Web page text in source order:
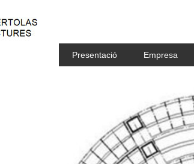
Presentació Empresa